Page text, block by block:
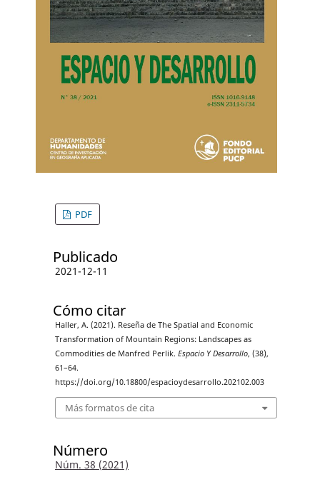
PDF
Publicado
2021-12-11
Cómo citar
Haller, A. (2021). Reseña de The Spatial and Economic
Transformation of Mountain Regions: Landscapes as
Commodities de Manfred Perlik. Espacio Y Desarrollo, (38),
61–64.
https://doi.org/10.18800/espacioydesarrollo.202102.003
Más formatos de cita
Número
Núm. 38 (2021)